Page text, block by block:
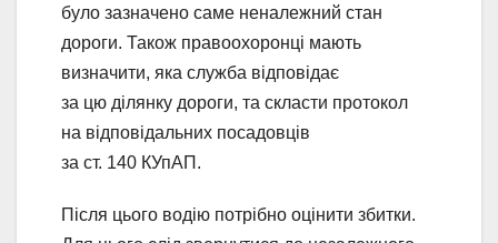
було зазначено саме неналежний стан
дороги. Також правоохоронці мають
визначити, яка служба відповідає
за цю ділянку дороги, та скласти протокол
на відповідальних посадовців
за ст. 140 КУпАП.
Після цього водію потрібно оцінити збитки.